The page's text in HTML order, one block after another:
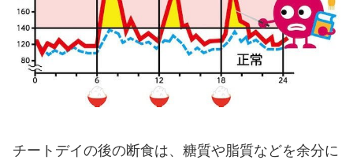
チートデイの後の断食は、糖質や脂質などを余分に